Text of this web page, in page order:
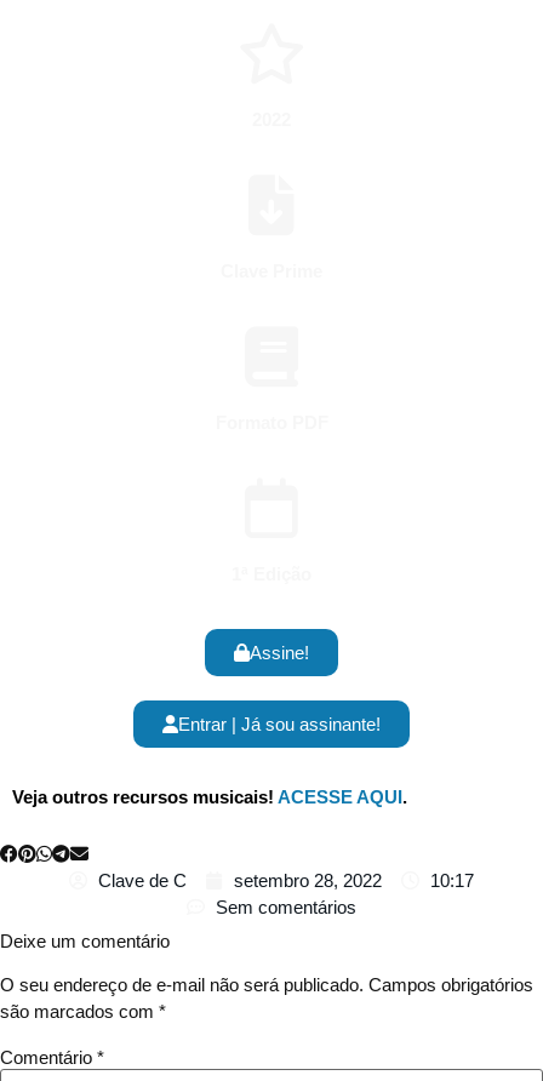
Assine!
Entrar | Já sou assinante!
Veja outros recursos musicais! ACESSE AQUI.
Clave de C setembro 28, 2022
10:17
Sem comentários
Deixe um comentário
O seu endereço de e-mail não será publicado. Campos obrigatórios
são marcados com *
Comentário *